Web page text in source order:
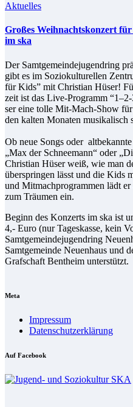
Aktuelles
Gro­ßes Weih­nachts­kon­zert
im ska
Der Samt­ge­mein­de­ju­gend­ring
gibt es im So­zio­kul­tu­rel­len
für Kids” mit Chris­ti­an Hü­ser!
zeit ist das Live-Pro­gramm
ser ei­ne tol­le Mit-Mach-Show
den kal­ten Mo­na­ten
Ob neue Songs oder
„Max der Schnee­mann“ oder
Chris­ti­an Hü­ser weiß, wie man
über­sprin­gen lässt und die Kids
und Mit­mach­pro­gram­men lädt
zum Träu­men ein.
Be­ginn des Kon­zerts im ska ist
4,- Eu­ro (nur Ta­ges­kas­se, kein
Samt­ge­mein­de­ju­gend­ring
Samt­ge­mein­de Neu­en­haus und
Graf­schaft Bent­heim unterstützt.
Me­ta
Im­pres­sum
Da­ten­schutz­er­klä­rung
Auf Face­book